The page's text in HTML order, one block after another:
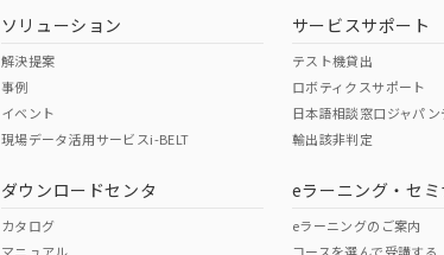
ソリューション
解決提案
事例
イベント
現場データ活用サービスi-BELT
ダウンロードセンタ
カタログ
サービスサポート
テスト機貸出
ロボティクスサポート
日本語相談窓口ジャパン
輸出該非判定
eラーニング・セミ
eラーニングのご案内